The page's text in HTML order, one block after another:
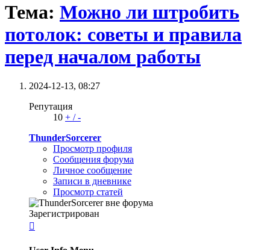
Тема: Можно ли штробить
потолок: советы и правила
перед началом работы
2024-12-13, 08:27
Репутация
10 + /-
ThunderSorcerer
Просмотр профиля
Сообщения форума
Личное сообщение
Записи в дневнике
Просмотр статей
Зарегистрирован
